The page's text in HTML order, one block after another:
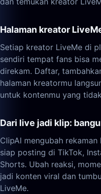
Halaman kreator
Setiap kreator LiveMe di
sendiri tempat fans bisa
direkam. Daftar,
halaman kreatormu
untuk kontenmu yang
Dari live jadi klip:
ClipAI mengubah
siap posting di TikTok,
Shorts. Ubah reaksi,
jadi konten viral dan
LiveMe.